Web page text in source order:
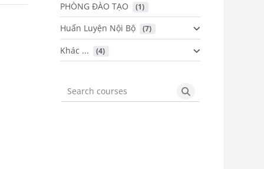
PHÒNG ĐÀO TẠO (1)
Huấn Luyện Nội Bộ (7)
Khác ... (4)
Search courses Search courses